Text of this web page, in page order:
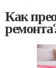
Как